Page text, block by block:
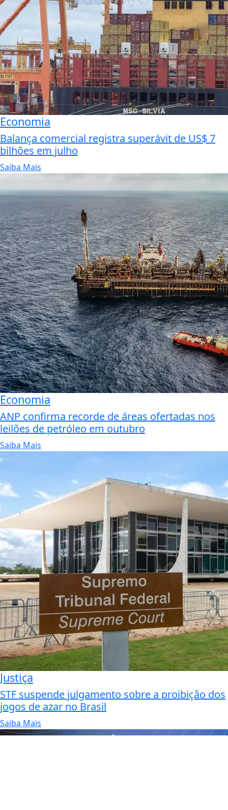
Economia
Balança comercial registra superávit de US$ 7
bilhões em julho
Saiba Mais
Economia
ANP confirma recorde de áreas ofertadas nos
leilões de petróleo em outubro
Saiba Mais
Justiça
STF suspende julgamento sobre a proibição dos
jogos de azar no Brasil
Saiba Mais